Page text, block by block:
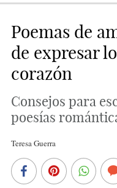
Poemas de
de expresar
corazón
Consejos para
poesías
Teresa Guerra